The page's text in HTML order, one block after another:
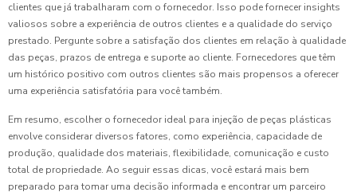
clientes que já trabalharam com o fornecedor. Isso pode fornecer insights
valiosos sobre a experiência de outros clientes e a qualidade do serviço
prestado. Pergunte sobre a satisfação dos clientes em relação à qualidade
das peças, prazos de entrega e suporte ao cliente. Fornecedores que têm
um histórico positivo com outros clientes são mais propensos a oferecer
uma experiência satisfatória para você também.
Em resumo, escolher o fornecedor ideal para injeção de peças plásticas
envolve considerar diversos fatores, como experiência, capacidade de
produção, qualidade dos materiais, flexibilidade, comunicação e custo
total de propriedade. Ao seguir essas dicas, você estará mais bem
preparado para tomar uma decisão informada e encontrar um parceiro